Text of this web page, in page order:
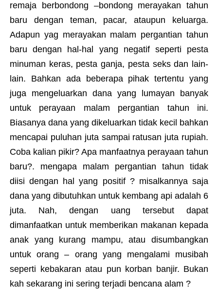
remaja berbondong –bondong merayakan tahun
baru dengan teman, pacar, ataupun keluarga.
Adapun yag merayakan malam pergantian tahun
baru dengan hal-hal yang negatif seperti pesta
minuman keras, pesta ganja, pesta seks dan lain-
lain. Bahkan ada beberapa pihak tertentu yang
juga mengeluarkan dana yang lumayan banyak
untuk perayaan malam pergantian tahun ini.
Biasanya dana yang dikeluarkan tidak kecil bahkan
mencapai puluhan juta sampai ratusan juta rupiah.
Coba kalian pikir? Apa manfaatnya perayaan tahun
baru?. mengapa malam pergantian tahun tidak
diisi dengan hal yang positif ? misalkannya saja
dana yang dibutuhkan untuk kembang api adalah 6
juta. Nah, dengan uang tersebut dapat
dimanfaatkan untuk memberikan makanan kepada
anak yang kurang mampu, atau disumbangkan
untuk orang – orang yang mengalami musibah
seperti kebakaran atau pun korban banjir. Bukan
kah sekarang ini sering terjadi bencana alam ?